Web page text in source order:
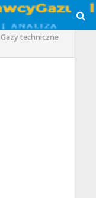
Gazy techniczne